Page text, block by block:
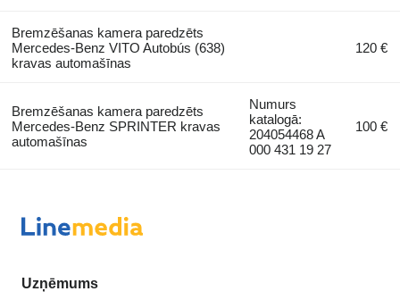
Bremzēšanas kamera paredzēts
Mercedes-Benz VITO Autobús (638)
kravas automašīnas
120 €
Bremzēšanas kamera paredzēts
Mercedes-Benz SPRINTER kravas
automašīnas
Numurs
katalogā:
204054468 A
000 431 19 27
100 €
Uzņēmums